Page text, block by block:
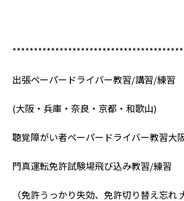
出張ペーパードライバー教習/講習/練習
(大阪・兵庫・奈良・京都・和歌山)
聴覚障がい者ペーパードライバー教習大
門真運転免許試験場飛び込み教習/練習
（免許うっかり失効、免許切り替え忘れ